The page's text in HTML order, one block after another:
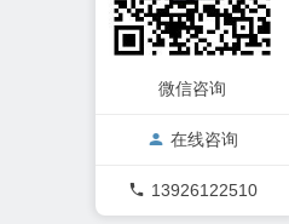
微信咨询
在线咨询
13926122510